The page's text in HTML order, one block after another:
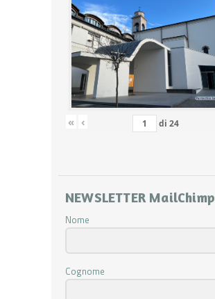
« ‹ di 24
NEWSLETTER MailChimp
Nome
Cognome